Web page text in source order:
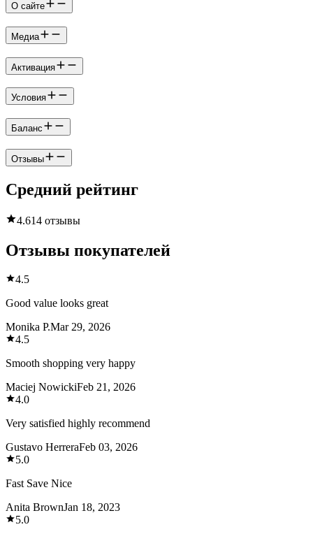
О сайте
Медиа
Активация
Условия
Баланс
Отзывы
Средний рейтинг
4.614 отзывы
Отзывы покупателей
4.5
Good value looks great
Monika P.Mar 29, 2026
4.5
Smooth shopping very happy
Maciej NowickiFeb 21, 2026
4.0
Very satisfied highly recommend
Gustavo HerreraFeb 03, 2026
5.0
Fast Save Nice
Anita BrownJan 18, 2023
5.0